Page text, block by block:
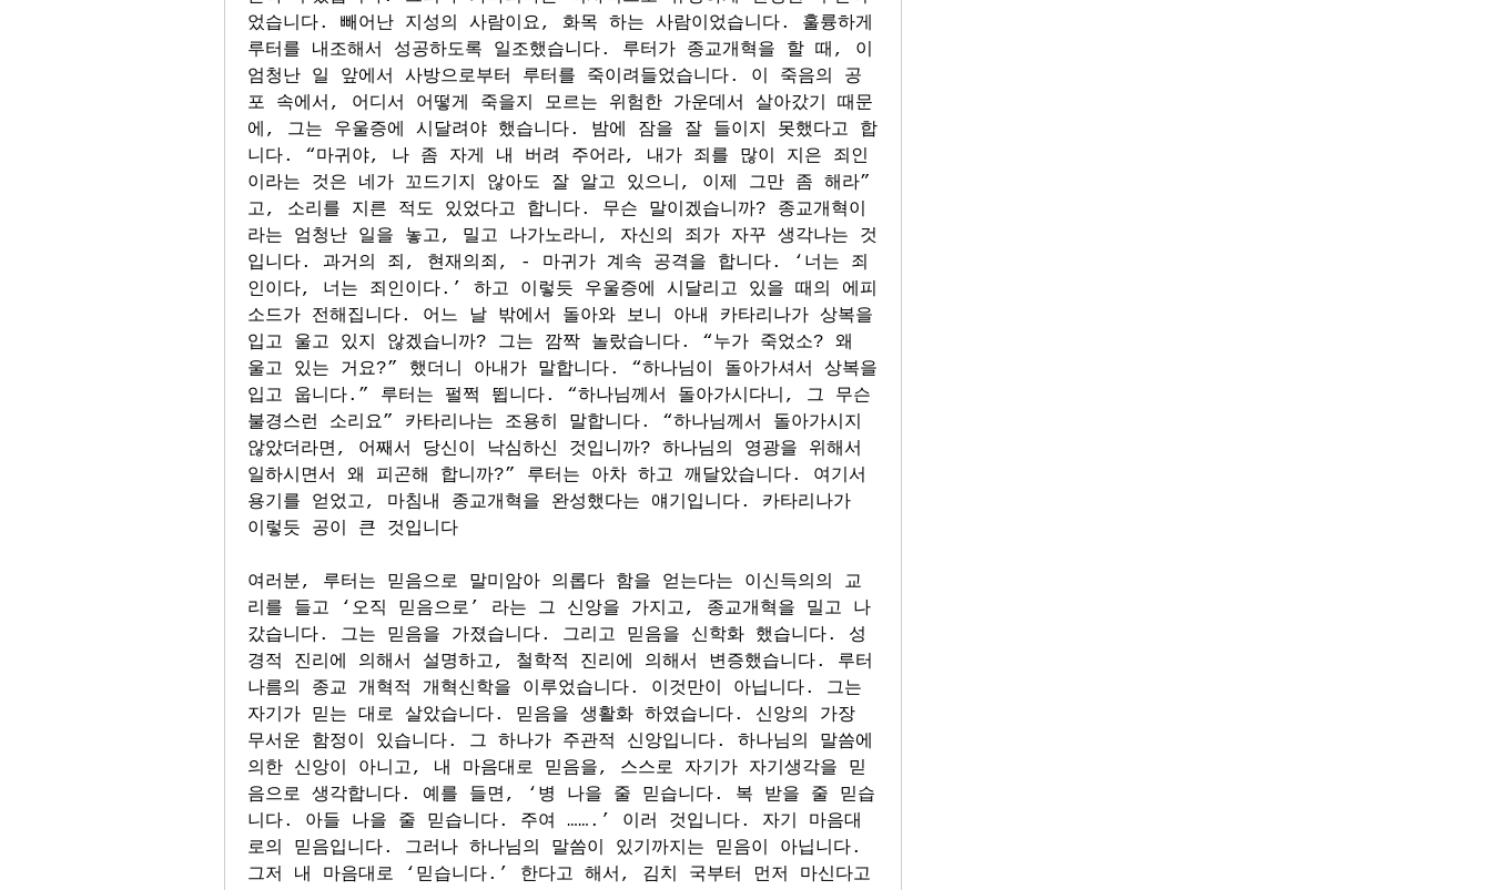
었습니다. 빼어난 지성의 사람이요, 화목 하는 사람이었습니다. 훌륭하게
루터를 내조해서 성공하도록 일조했습니다. 루터가 종교개혁을 할 때, 이
엄청난 일 앞에서 사방으로부터 루터를 죽이려들었습니다. 이 죽음의 공
포 속에서, 어디서 어떻게 죽을지 모르는 위험한 가운데서 살아갔기 때문
에, 그는 우울증에 시달려야 했습니다. 밤에 잠을 잘 들이지 못했다고 합
니다. “마귀야, 나 좀 자게 내 버려 주어라, 내가 죄를 많이 지은 죄인
이라는 것은 네가 꼬드기지 않아도 잘 알고 있으니, 이제 그만 좀 해라”
고, 소리를 지른 적도 있었다고 합니다. 무슨 말이겠습니까? 종교개혁이
라는 엄청난 일을 놓고, 밀고 나가노라니, 자신의 죄가 자꾸 생각나는 것
입니다. 과거의 죄, 현재의죄, - 마귀가 계속 공격을 합니다. ‘너는 죄
인이다, 너는 죄인이다.’ 하고 이렇듯 우울증에 시달리고 있을 때의 에피
소드가 전해집니다. 어느 날 밖에서 돌아와 보니 아내 카타리나가 상복을
입고 울고 있지 않겠습니까? 그는 깜짝 놀랐습니다. “누가 죽었소? 왜
울고 있는 거요?” 했더니 아내가 말합니다. “하나님이 돌아가셔서 상복을
입고 웁니다.” 루터는 펄쩍 뜁니다. “하나님께서 돌아가시다니, 그 무슨
불경스런 소리요” 카타리나는 조용히 말합니다. “하나님께서 돌아가시지
않았더라면, 어째서 당신이 낙심하신 것입니까? 하나님의 영광을 위해서
일하시면서 왜 피곤해 합니까?” 루터는 아차 하고 깨달았습니다. 여기서
용기를 얻었고, 마침내 종교개혁을 완성했다는 얘기입니다. 카타리나가
이렇듯 공이 큰 것입니다
여러분, 루터는 믿음으로 말미암아 의롭다 함을 얻는다는 이신득의의 교
리를 들고 ‘오직 믿음으로’ 라는 그 신앙을 가지고, 종교개혁을 밀고 나
갔습니다. 그는 믿음을 가졌습니다. 그리고 믿음을 신학화 했습니다. 성
경적 진리에 의해서 설명하고, 철학적 진리에 의해서 변증했습니다. 루터
나름의 종교 개혁적 개혁신학을 이루었습니다. 이것만이 아닙니다. 그는
자기가 믿는 대로 살았습니다. 믿음을 생활화 하였습니다. 신앙의 가장
무서운 함정이 있습니다. 그 하나가 주관적 신앙입니다. 하나님의 말씀에
의한 신앙이 아니고, 내 마음대로 믿음을, 스스로 자기가 자기생각을 믿
음으로 생각합니다. 예를 들면, ‘병 나을 줄 믿습니다. 복 받을 줄 믿습
니다. 아들 나을 줄 믿습니다. 주여 …….’ 이러 것입니다. 자기 마음대
로의 믿음입니다. 그러나 하나님의 말씀이 있기까지는 믿음이 아닙니다.
그저 내 마음대로 ‘믿습니다.’ 한다고 해서, 김치 국부터 먼저 마신다고